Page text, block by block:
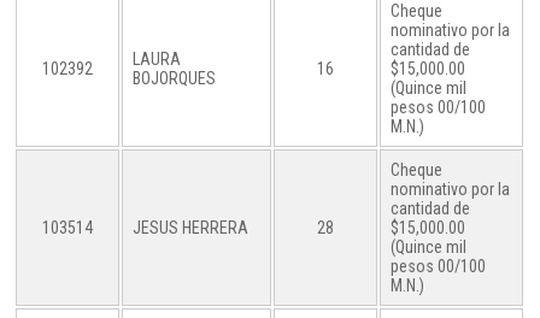
102392
LAURA
BOJORQUES
16
Cheque
nominativo por la
cantidad de
$15,000.00
(Quince mil
pesos 00/100
M.N.)
103514 JESUS HERRERA 28
Cheque
nominativo por la
cantidad de
$15,000.00
(Quince mil
pesos 00/100
M.N.)